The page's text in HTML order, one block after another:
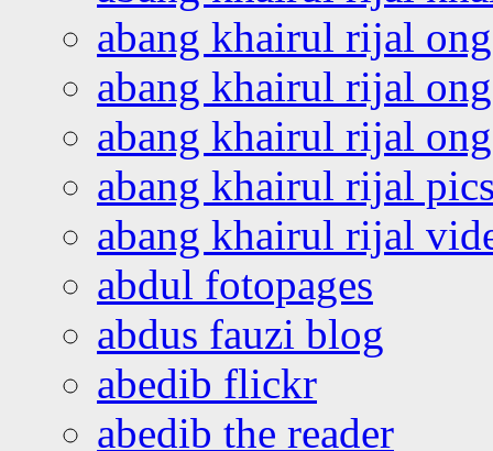
abang khairul rijal
abang khairul rijal
abang khairul rijal
abang khairul rijal
abang khairul rijal
abdul fotopages
abdus fauzi blog
abedib flickr
abedib the reader